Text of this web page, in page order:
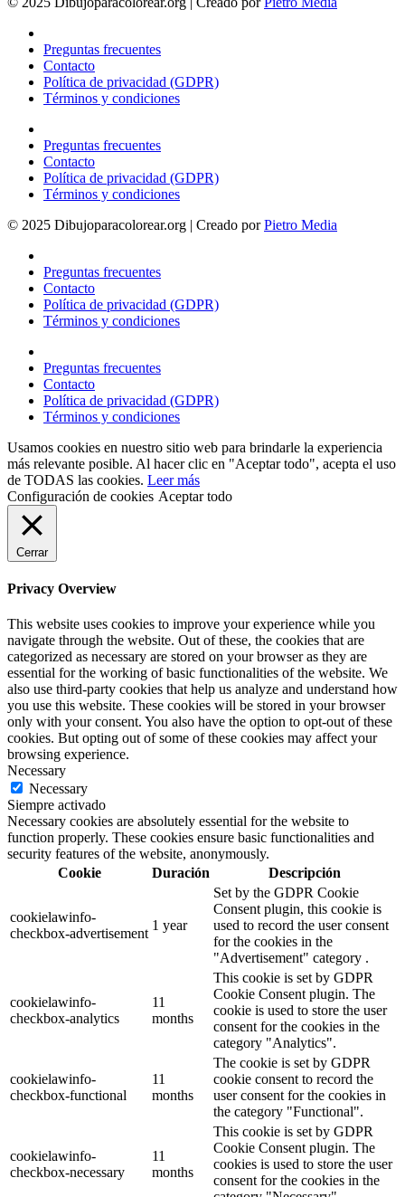
Preguntas frecuentes
Contacto
Política de privacidad (GDPR)
Términos y condiciones
Preguntas frecuentes
Contacto
Política de privacidad (GDPR)
Términos y condiciones
© 2025 Dibujoparacolorear.org | Creado porPietro Media
Preguntas frecuentes
Contacto
Política de privacidad (GDPR)
Términos y condiciones
Preguntas frecuentes
Contacto
Política de privacidad (GDPR)
Términos y condiciones
Usamos cookies en nuestro sitio web para brindarle la experiencia
más relevante posible. Al hacer clic en "Aceptar todo", acepta el uso
de TODAS las cookies. Leer más
Configuración de cookies Aceptar todo
Cerrar
Privacy Overview
This website uses cookies to improve your experience while you
navigate through the website. Out of these, the cookies that are
categorized as necessary are stored on your browser as they are
essential for the working of basic functionalities of the website. We
also use third-party cookies that help us analyze and understand how
you use this website. These cookies will be stored in your browser
only with your consent. You also have the option to opt-out of these
cookies. But opting out of some of these cookies may affect your
browsing experience.
Necessary
Necessary
Siempre activado
Necessary cookies are absolutely essential for the website to
function properly. These cookies ensure basic functionalities and
security features of the website, anonymously.
Cookie
Duración Descripción
cookielawinfo-
checkbox-advertisement
1 year
Set by the GDPR Cookie
Consent plugin, this cookie is
used to record the user consent
for the cookies in the
"Advertisement" category .
cookielawinfo-
checkbox-analytics
11
months
This cookie is set by GDPR
Cookie Consent plugin. The
cookie is used to store the user
consent for the cookies in the
category "Analytics".
cookielawinfo-
checkbox-functional
11
months
The cookie is set by GDPR
cookie consent to record the
user consent for the cookies in
the category "Functional".
cookielawinfo-
checkbox-necessary
11
months
This cookie is set by GDPR
Cookie Consent plugin. The
cookies is used to store the user
consent for the cookies in the